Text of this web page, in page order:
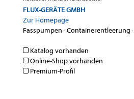
FLUX-GERÄTE GMBH
Zur Homepage
Fasspumpen ·Containerentleerung ·
Katalog vorhanden
Online-Shop vorhanden
Premium-Profil